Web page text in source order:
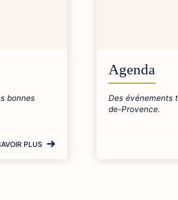
bonnes
PLUS
Agenda
Des événements
de-Provence.